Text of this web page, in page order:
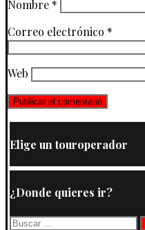
Nombre *
Correo electrónico *
Web
Elige un touroperador
¿Donde quieres ir?
Buscar: